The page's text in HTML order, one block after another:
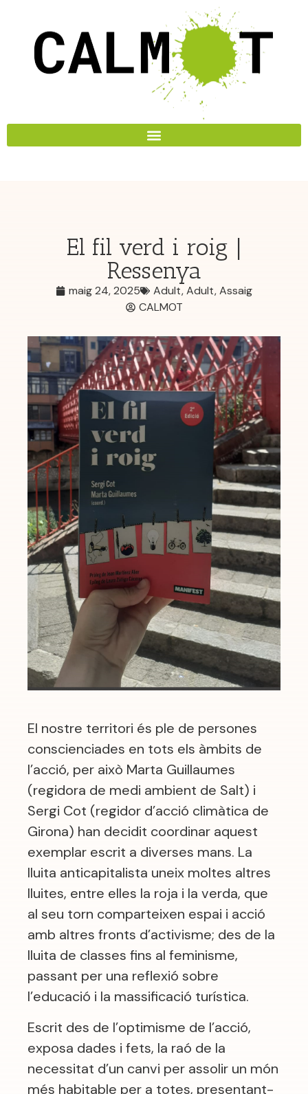
El fil verd i roig |
Ressenya
maig 24, 2025 Adult,Adult,Assaig
CALMOT
El nostre territori és ple de persones
conscienciades en tots els àmbits de
l’acció, per això Marta Guillaumes
(regidora de medi ambient de Salt) i
Sergi Cot (regidor d’acció climàtica de
Girona) han decidit coordinar aquest
exemplar escrit a diverses mans. La
lluita anticapitalista uneix moltes altres
lluites, entre elles la roja i la verda, que
al seu torn comparteixen espai i acció
amb altres fronts d’activisme; des de la
lluita de classes fins al feminisme,
passant per una reflexió sobre
l’educació i la massificació turística.
Escrit des de l’optimisme de l’acció,
exposa dades i fets, la raó de la
necessitat d’un canvi per assolir un món
més habitable per a totes, presentant-